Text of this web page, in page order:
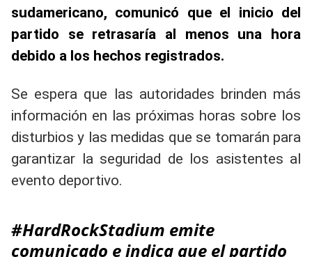
sudamericano, comunicó que el inicio del
partido se retrasaría al menos una hora
debido a los hechos registrados.
Se espera que las autoridades brinden más
información en las próximas horas sobre los
disturbios y las medidas que se tomarán para
garantizar la seguridad de los asistentes al
evento deportivo.
#HardRockStadium emite
comunicado e indica que el partido